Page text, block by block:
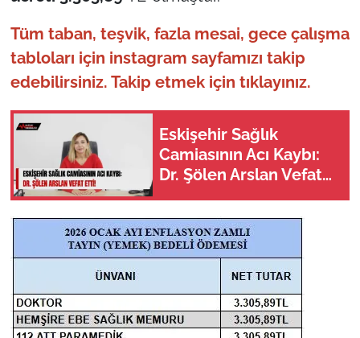
Tüm taban, teşvik, fazla mesai, gece çalışma
tabloları için instagram sayfamızı takip
edebilirsiniz. Takip etmek için tıklayınız.
Eskişehir Sağlık
Camiasının Acı Kaybı:
Dr. Şölen Arslan Vefat